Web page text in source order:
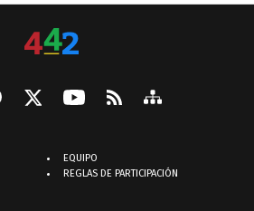
EQUIPO
REGLAS DE PARTICIPACIÓN